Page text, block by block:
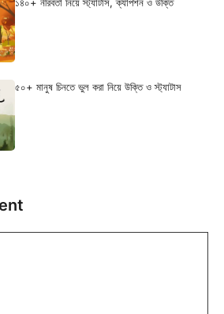
৫০+ মানুষ চিনতে ভুল করা নিয়ে উক্তি ও স্ট্যাটাস